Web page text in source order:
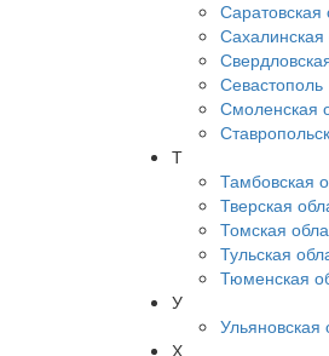
Саратовская
Сахалинская
Севастополь
Смоленская
Т
Тамбовская
Тверская
Томская
Тульская
Тюменская
У
Ульяновская
Х